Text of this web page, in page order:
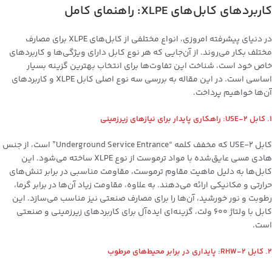
کاربردهای کابل‌های XLPE: راهنمای کامل
در دنیای پیشرفته امروزی، انواع مختلفی از کابل‌های XLPE برای مصارف
مختلف بکار می‌روند. از آن‌جایی که هر نوع کابل دارای ویژگی‌ها و کاربردهای
خاص خود است، شناخت این تفاوت‌ها برای انتخاب بهترین گزینه بسیار
اساسی است. در این مقاله به بررسی سه نوع اصلی کابل XLPE و کاربردهای
آن‌ها خواهیم پرداخت.
1. کابل USE-2: راهکاری پایدار برای نیازهای زیرزمینی
کابل USE-2 که مخفف کلمه “Underground Service Entrance” است، از جنس
هادی مسی عایق‌شده با مواد ترموست از نوع XLPE ساخته می‌شود. این
کابل‌ها به دلیل ماهیت مقاوم ترموست، مقاومت مناسبی در برابر تنش‌های
حرارتی و مکانیکی ارائه می‌دهند. به علاوه، مقاومت زیاد آن‌ها در برابر گرما،
رطوبت و نور خورشید، آن‌ها را برای مصارف صنعتی نیز مناسب می‌سازد. این
کابل با ولتاژ 600 ولت، گزینه‌ای ایده‌آل برای کاربردهای زیرزمینی و صنعتی
است.
2. کابل RHW-2: پایداری در برابر محیط‌های مرطوب